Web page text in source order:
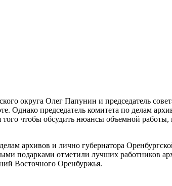
округа Олег Папунин и председатель
Однако председатель комитета по делам
того чтобы обсудить нюансы объемной
архивов и лично губернатора
подарками отметили лучших работников
Восточного Оренбуржья.